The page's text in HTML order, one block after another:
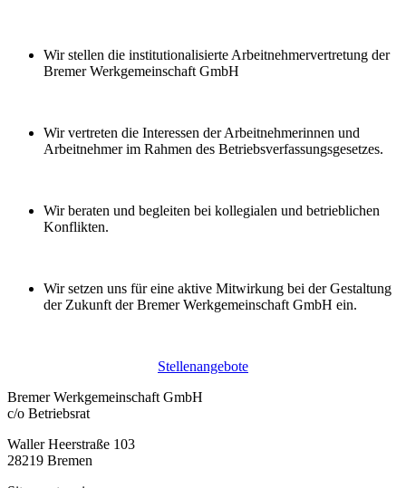
Wir stellen die institutionalisierte Arbeitnehmervertretung der
Bremer Werkgemeinschaft GmbH
Wir vertreten die Interessen der Arbeitnehmerinnen und
Arbeitnehmer im Rahmen des Betriebsverfassungsgesetzes.
Wir beraten und begleiten bei kollegialen und betrieblichen
Konflikten.
Wir setzen uns für eine aktive Mitwirkung bei der Gestaltung
der Zukunft der Bremer Werkgemeinschaft GmbH ein.
Stellenangebote
Bremer Werkgemeinschaft GmbH
c/o Betriebsrat
Waller Heerstraße 103
28219 Bremen